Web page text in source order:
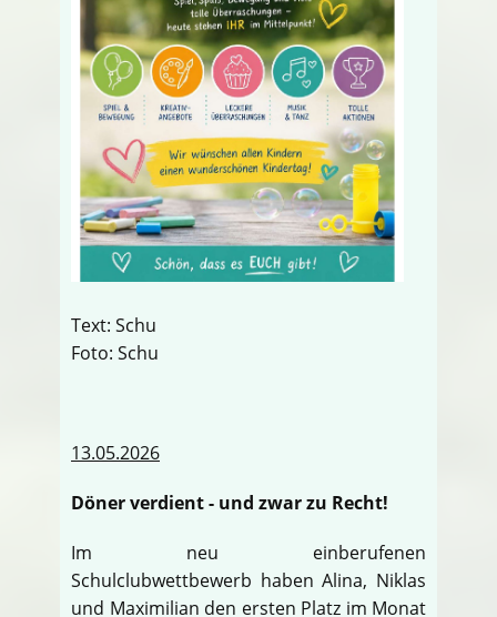
Text: Schu
Foto: Schu
13.05.2026
Döner verdient - und zwar zu Recht!
Im neu einberufenen
Schulclubwettbewerb haben Alina, Niklas
und Maximilian den ersten Platz im Monat